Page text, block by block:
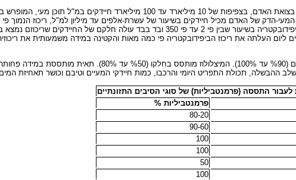
המעי-הגס כולו מכיל בערך 1 ק"ג של חיידקים, המהווים את עיקר המאסה בצואת האדם, בצפיפות של 10 מיליארד עד 100
מכלל תאי גוף האדם. גם המעי-הדק של האדם מכיל חיידקים בשיעור של עשרת-אלפים עד מיליון למ"ל, ריכוז
מהילדות לגיל המבוגר קיימת ירידה בכמות החיידקים האנאירוביים ושל הביפידובקטריה בשיעור שבין פי 2 עד פי 350 ובד
העלתה את ריכוז הביפידובקטריה פי כמה מאות והקטינה במידה משמעותית את
פרמנטביליות %
80-20
90-60
100
100
50
100